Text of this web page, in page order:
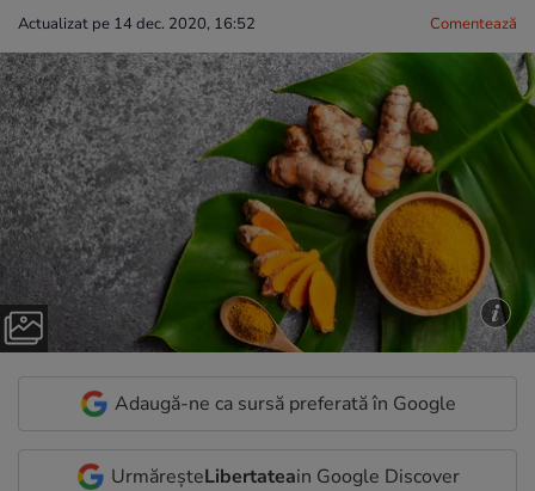
Actualizat pe 14 dec. 2020, 16:52 Comentează
Adaugă-ne ca sursă preferată în Google
UrmăreșteLibertateain Google Discover